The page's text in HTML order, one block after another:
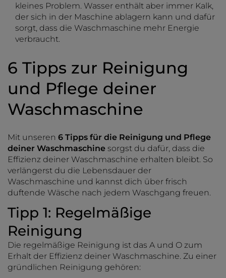
kleines Problem. Wasser enthält aber immer Kalk,
der sich in der Maschine ablagern kann und dafür
sorgt, dass die Waschmaschine mehr Energie
verbraucht.
6 Tipps zur Reinigung
und Pflege deiner
Waschmaschine
Mit unseren 6 Tipps für die Reinigung und Pflege
deiner Waschmaschine sorgst du dafür, dass die
Effizienz deiner Waschmaschine erhalten bleibt. So
verlängerst du die Lebensdauer der
Waschmaschine und kannst dich über frisch
duftende Wäsche nach jedem Waschgang freuen.
Tipp 1: Regelmäßige
Reinigung
Die regelmäßige Reinigung ist das A und O zum
Erhalt der Effizienz deiner Waschmaschine. Zu einer
gründlichen Reinigung gehören: